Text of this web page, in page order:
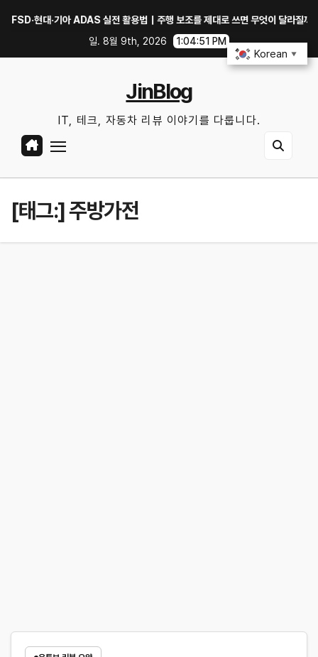
대·기아 ADAS 실전 활용법｜주행 보조를 제대로 쓰면 무엇이 달라질까?
일. 8월 9th, 2026
1:04:51 PM
JinBlog
IT, 테크, 자동차 리뷰 이야기를 다룹니다.
[태그:]주방가전
Korean ▼